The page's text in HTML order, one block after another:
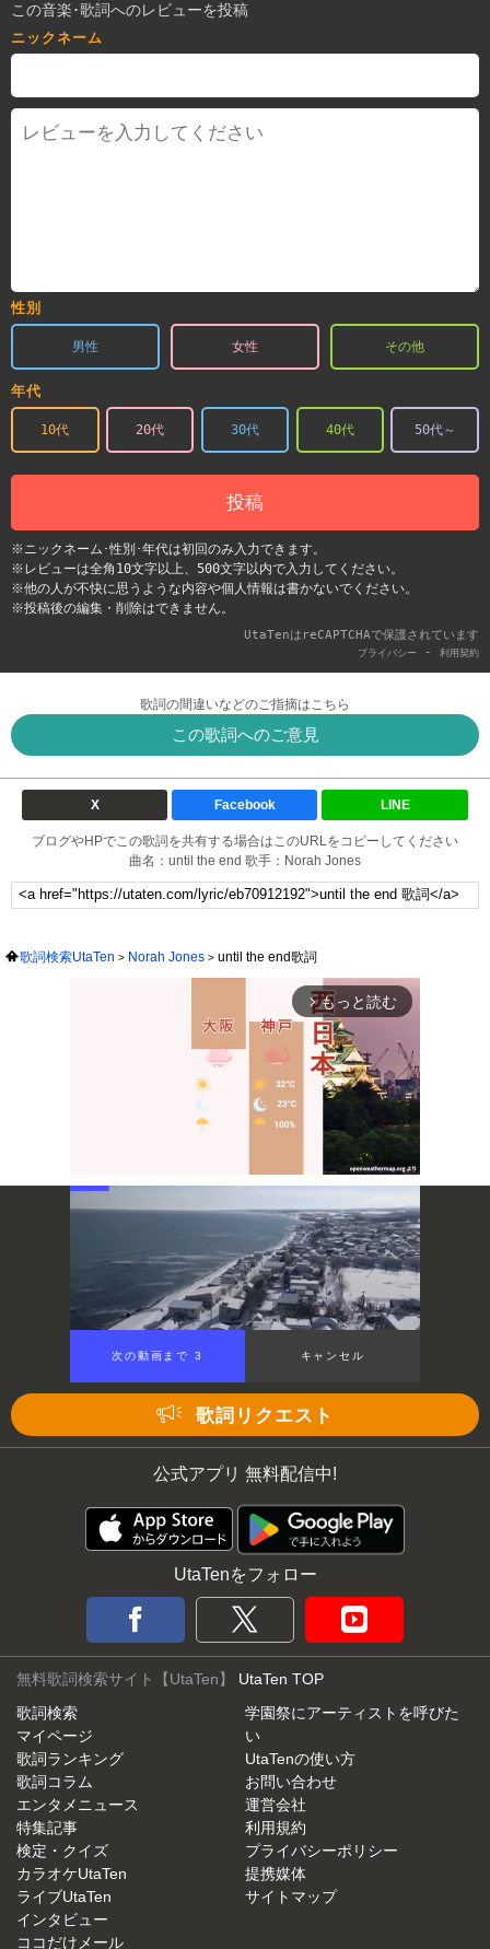
この音楽･歌詞へのレビューを投稿
ニックネーム
性別
男性 女性 その他
年代
10代 20代 30代 40代 50代～
投稿
※ニックネーム･性別･年代は初回のみ入力できます。
※レビューは全角10文字以上、500文字以内で入力してください。
※他の人が不快に思うような内容や個人情報は書かないでください。
※投稿後の編集・削除はできません。
UtaTenはreCAPTCHAで保護されています
プライバシー - 利用契約
歌詞の間違いなどのご指摘はこちら
この歌詞へのご意見
X Facebook LINE
ブログやHPでこの歌詞を共有する場合はこのURLをコピーしてください
曲名：until the end 歌手：Norah Jones
歌詞検索UtaTen Norah Jones until the end歌詞
arrow_forward_ios もっと読む
Mute
次の動画まで 3 キャンセル
歌詞リクエスト
公式アプリ 無料配信中!
UtaTenをフォロー
無料歌詞検索サイト【UtaTen】 UtaTen TOP
歌詞検索
マイページ
歌詞ランキング
歌詞コラム
エンタメニュース
特集記事
検定・クイズ
カラオケUtaTen
ライブUtaTen
インタビュー
ココだけメール
学園祭にアーティストを呼びた
い
UtaTenの使い方
お問い合わせ
運営会社
利用規約
プライバシーポリシー
提携媒体
サイトマップ